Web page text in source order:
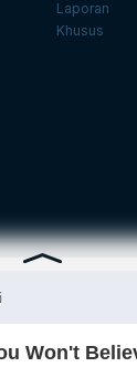
Laporan
Khusus